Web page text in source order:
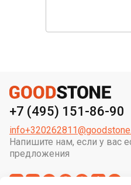
+7 (495) 151-86-90
Напишите нам, если у вас
предложения